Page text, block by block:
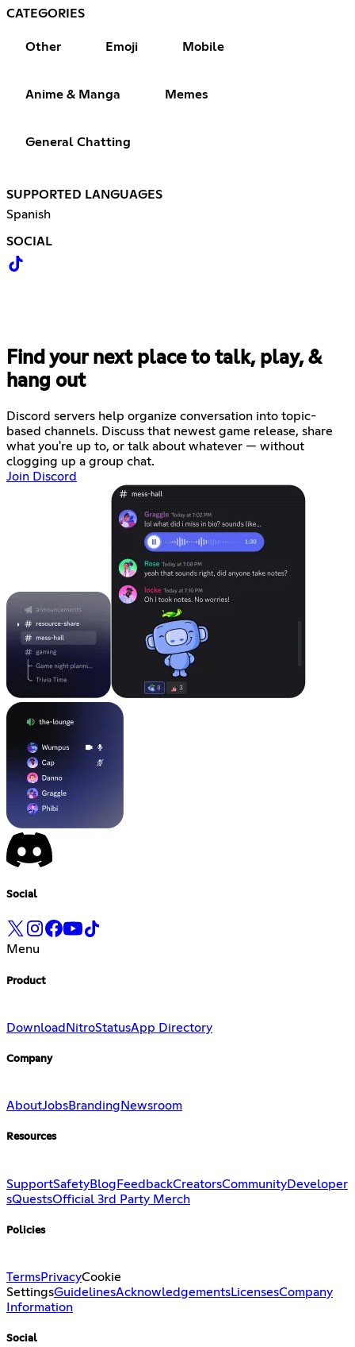
CATEGORIES
Other Emoji Mobile
Anime & Manga Memes
General Chatting
SUPPORTED LANGUAGES
Spanish
SOCIAL
Find your next place to talk, play, &
hang out
Discord servers help organize conversation into topic-
based channels. Discuss that newest game release, share
what you're up to, or talk about whatever — without
clogging up a group chat.
Join Discord
Social
Menu
Product
Download NitroStatusApp Directory
Company
AboutJobsBranding Newsroom
Resources
SupportSafetyBlogFeedbackCreatorsCommunityDeveloper
sQuestsOfficial 3rd Party Merch
Policies
TermsPrivacyCookie
SettingsGuidelinesAcknowledgementsLicensesCompany
Information
Social